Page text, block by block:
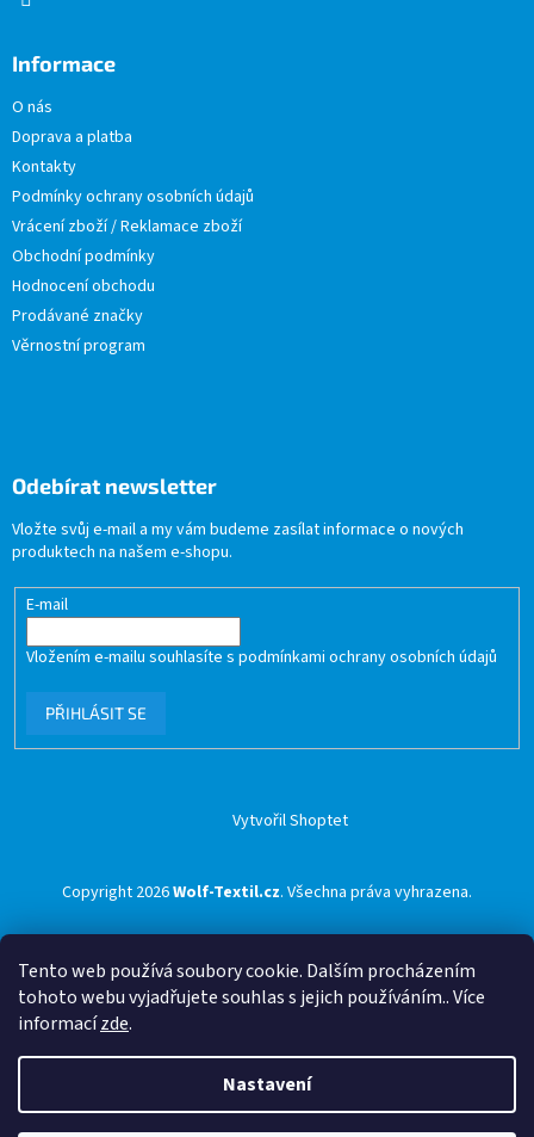
Tento web používá soubory cookie. Dalším procházením
tohoto webu vyjadřujete souhlas s jejich používáním.. Více
informacízde.
Nastavení
Informace
O nás
Doprava a platba
Kontakty
Podmínky ochrany osobních údajů
Vrácení zboží / Reklamace zboží
Obchodní podmínky
Hodnocení obchodu
Prodávané značky
Věrnostní program
Odebírat newsletter
Vložte svůj e-mail a my vám budeme zasílat informace o nových
produktech na našem e-shopu.
E-mail
Vložením e-mailu souhlasíte s podmínkami ochrany osobních údajů
PŘIHLÁSIT SE
Vytvořil Shoptet
Copyright 2026Wolf-Textil.cz. Všechna práva vyhrazena.